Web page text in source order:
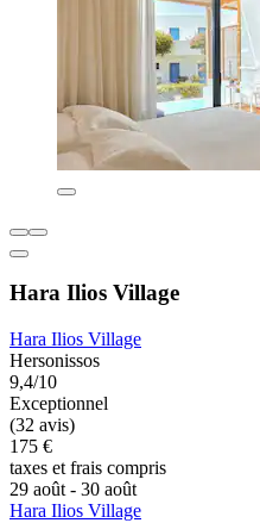
Hara Ilios Village
Hara Ilios Village
Hersonissos
9,4/10
Exceptionnel
(32 avis)
175 €
taxes et frais compris
29 août - 30 août
Hara Ilios Village